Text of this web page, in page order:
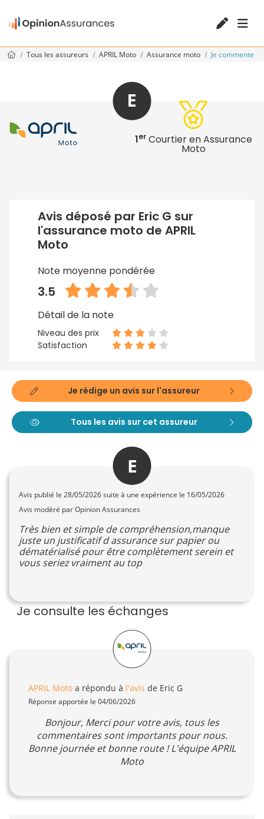
Tous les assureurs APRIL Moto Assurance moto Je commente
E
Avis déposé par Eric G sur
l'assurance moto de APRIL
Moto
Note moyenne pondérée
3.5
Détail de la note
Niveau des prix
Satisfaction
1er Courtier en Assurance
Moto
Je rédige un avis sur l'assureur
Tous les avis sur cet assureur
E
Avis publié le 28/05/2026suite à une expérience le 16/05/2026
Avis modéré par Opinion Assurances
Très bien et simple de compréhension,manque
juste un justificatif d assurance sur papier ou
dématérialisé pour être complètement serein et
vous seriez vraiment au top
Je consulte les échanges
APRIL Moto a répondu à l'avis de Eric G
Réponse apportée le 04/06/2026
Bonjour, Merci pour votre avis, tous les
commentaires sont importants pour nous.
Bonne journée et bonne route ! L'équipe APRIL
Moto